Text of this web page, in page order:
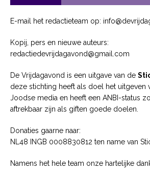
E-mail het redactieteam op:
Kopij, pers en nieuwe auteurs:
redactiedevrijdagavond@gmail.com
De Vrijdagavond is een uitgave van de
deze stichting heeft als doel het uitgeven
Joodse media en heeft een ANBI-status
aftrekbaar zijn als giften goede doelen.
Donaties gaarne naar:
NL48 INGB 0008830812 ten name van
Namens het hele team onze hartelijke